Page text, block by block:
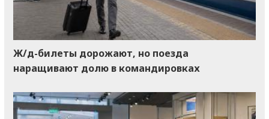
Ж/д-билеты дорожают, но поезда
наращивают долю в командировках